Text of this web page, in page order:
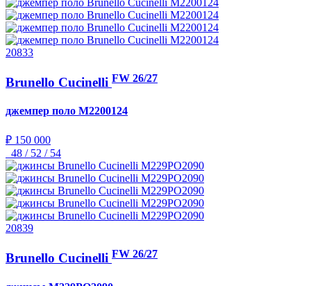
20833
Brunello Cucinelli FW 26/27
джемпер поло M2200124
₽ 150 000
48 / 52 / 54
20839
Brunello Cucinelli FW 26/27